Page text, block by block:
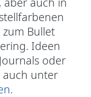
Bullet
Ideen
oder
auch unter
.